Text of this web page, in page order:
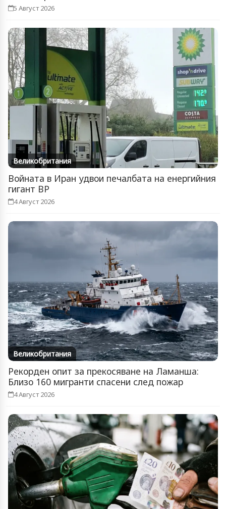
5 Август 2026
Великобритания
Войната в Иран удвои печалбата на енергийния
гигант BP
4 Август 2026
Великобритания
Рекорден опит за прекосяване на Ламанша:
Близо 160 мигранти спасени след пожар
4 Август 2026